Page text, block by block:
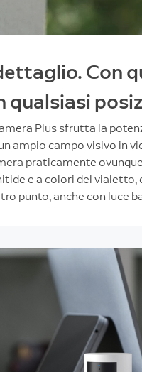
Con
qualsiasi
Plus sfrutta la
ampio campo visivo in
praticamente
e a colori del vialetto,
punto, anche con luce